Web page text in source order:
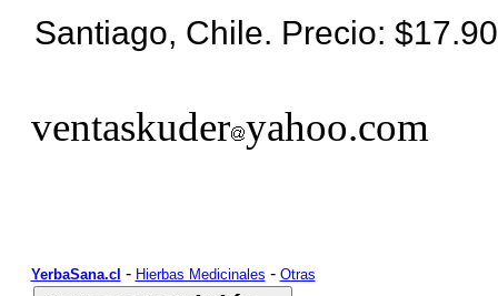
Santiago, Chile. Precio:
ventaskuder yahoo.com
YerbaSana.cl - Hierbas Medicinales - Otras